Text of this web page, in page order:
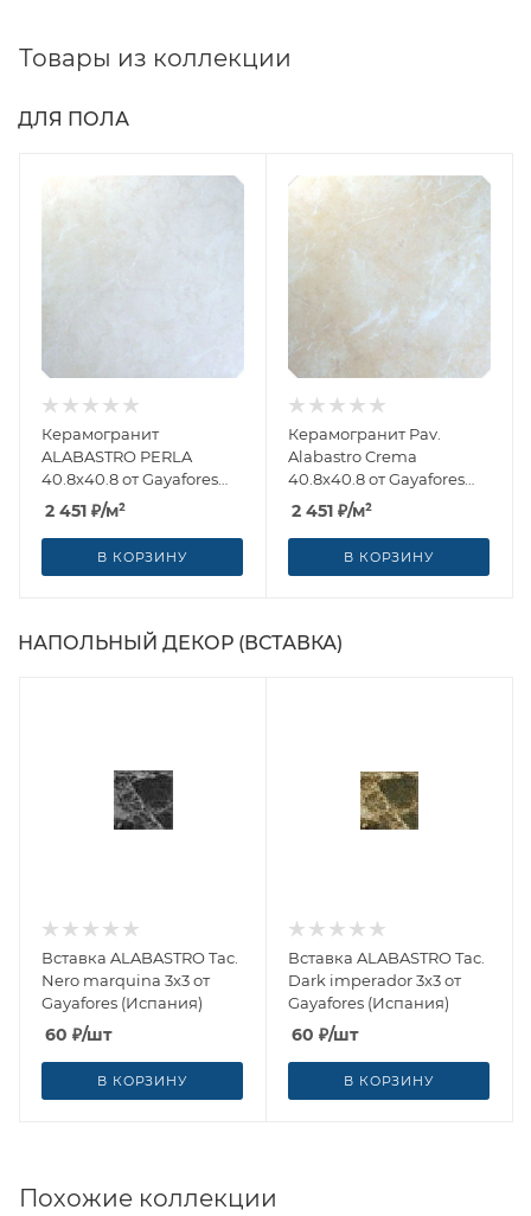
Товары из коллекции
ДЛЯ ПОЛА
Керамогранит
ALABASTRO PERLA
40.8x40.8 от Gayafores
(Испания)
2 451 ₽/м²
В КОРЗИНУ
Керамогранит Pav.
Alabastro Crema
40.8x40.8 от Gayafores
(Испания)
2 451 ₽/м²
В КОРЗИНУ
НАПОЛЬНЫЙ ДЕКОР (ВСТАВКА)
Вставка ALABASTRO Tac.
Nero marquina 3x3 от
Gayafores (Испания)
60 ₽/шт
В КОРЗИНУ
Вставка ALABASTRO Tac.
Dark imperador 3x3 от
Gayafores (Испания)
60 ₽/шт
В КОРЗИНУ
Похожие коллекции